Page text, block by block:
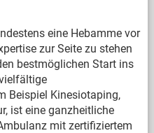
eine Hebamme vor
zur Seite zu stehen
bestmöglichen Start ins
Beispiel Kinesiotaping,
ist eine ganzheitliche
mit zertifiziertem